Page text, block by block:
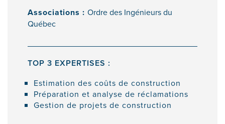
Associations : Ordre des Ingénieurs du
Québec
TOP 3 EXPERTISES :
Estimation des coûts de construction
Préparation et analyse de réclamations
Gestion de projets de construction